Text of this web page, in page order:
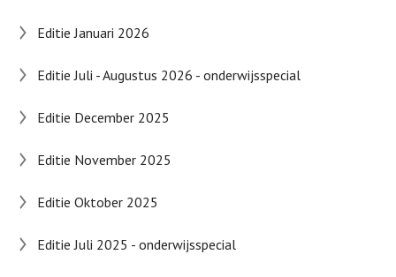
Editie Januari 2026
Editie Juli - Augustus 2026 - onderwijsspecial
Editie December 2025
Editie November 2025
Editie Oktober 2025
Editie Juli 2025 - onderwijsspecial